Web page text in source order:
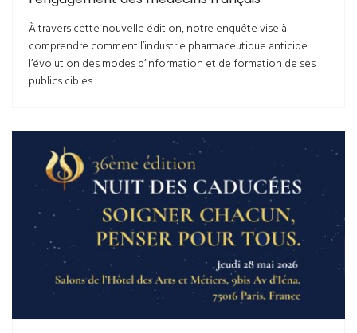
À travers cette nouvelle édition, notre enquête vise à
comprendre comment l’industrie pharmaceutique anticipe
l’évolution des modes d’information et de formation de ses
publics cibles...